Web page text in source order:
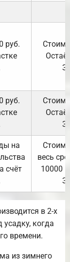
руб.
руб.
на
счёт
весь
10000
в 2-х
когда
времени.
из зимнего